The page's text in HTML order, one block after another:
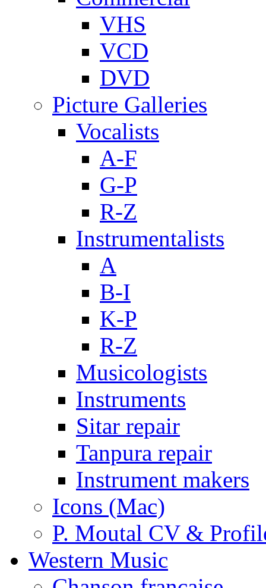
VHS
VCD
DVD
Picture Galleries
Vocalists
A-F
G-P
R-Z
Instrumentalists
A
B-I
K-P
R-Z
Musicologists
Instruments
Sitar repair
Tanpura repair
Instrument makers
Icons (Mac)
P. Moutal CV &
Western Music